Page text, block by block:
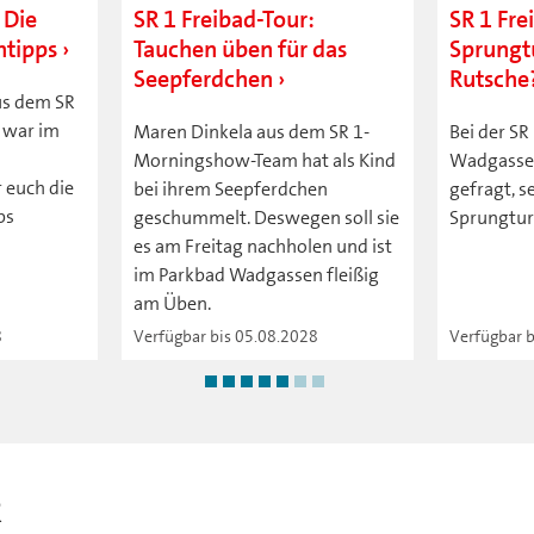
dem SR
im
die
SR 1 Freibad-Tour:
Tauchen üben für das
Seepferdchen
Maren Dinkela aus dem SR 1-
Morningshow-Team hat als Kind
bei ihrem Seepferdchen
geschummelt. Deswegen soll sie
es am Freitag nachholen und ist
im Parkbad Wadgassen fleißig
am Üben.
Verfügbar bis 05.08.2028
SR 1
Bei der
gefragt,
Verfügbar